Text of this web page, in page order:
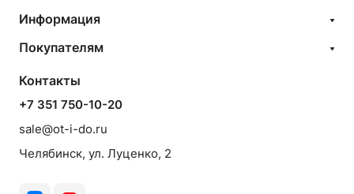
Информация
Покупателям
Контакты
+7 351 750-10-20
sale@ot-i-do.ru
Челябинск, ул. Луценко, 2